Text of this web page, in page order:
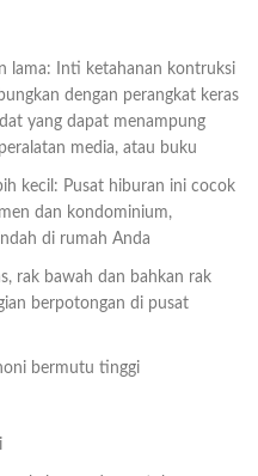
lama: Inti ketahanan kontruksi
dengan perangkat keras
yang dapat menampung
media, atau buku
kecil: Pusat hiburan ini cocok
dan kondominium,
di rumah Anda
rak bawah dan bahkan rak
berpotongan di pusat
bermutu tinggi